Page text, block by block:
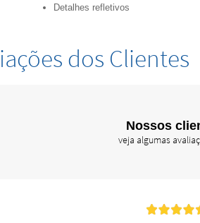
Detalhes refletivos
dos Clientes
Nossos
veja algumas